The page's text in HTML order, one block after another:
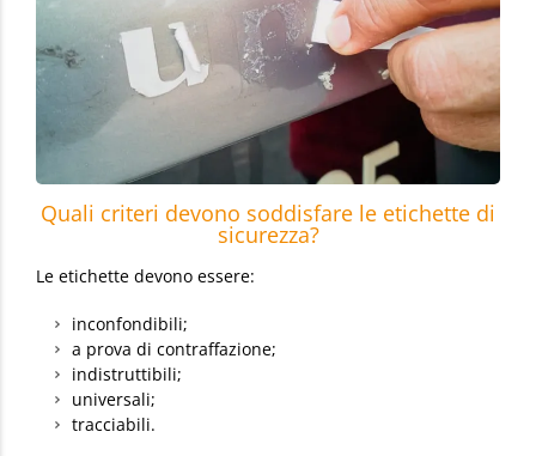
Quali criteri devono soddisfare le etichette di
sicurezza?
Le etichette devono essere:
inconfondibili;
a prova di contraffazione;
indistruttibili;
universali;
tracciabili.